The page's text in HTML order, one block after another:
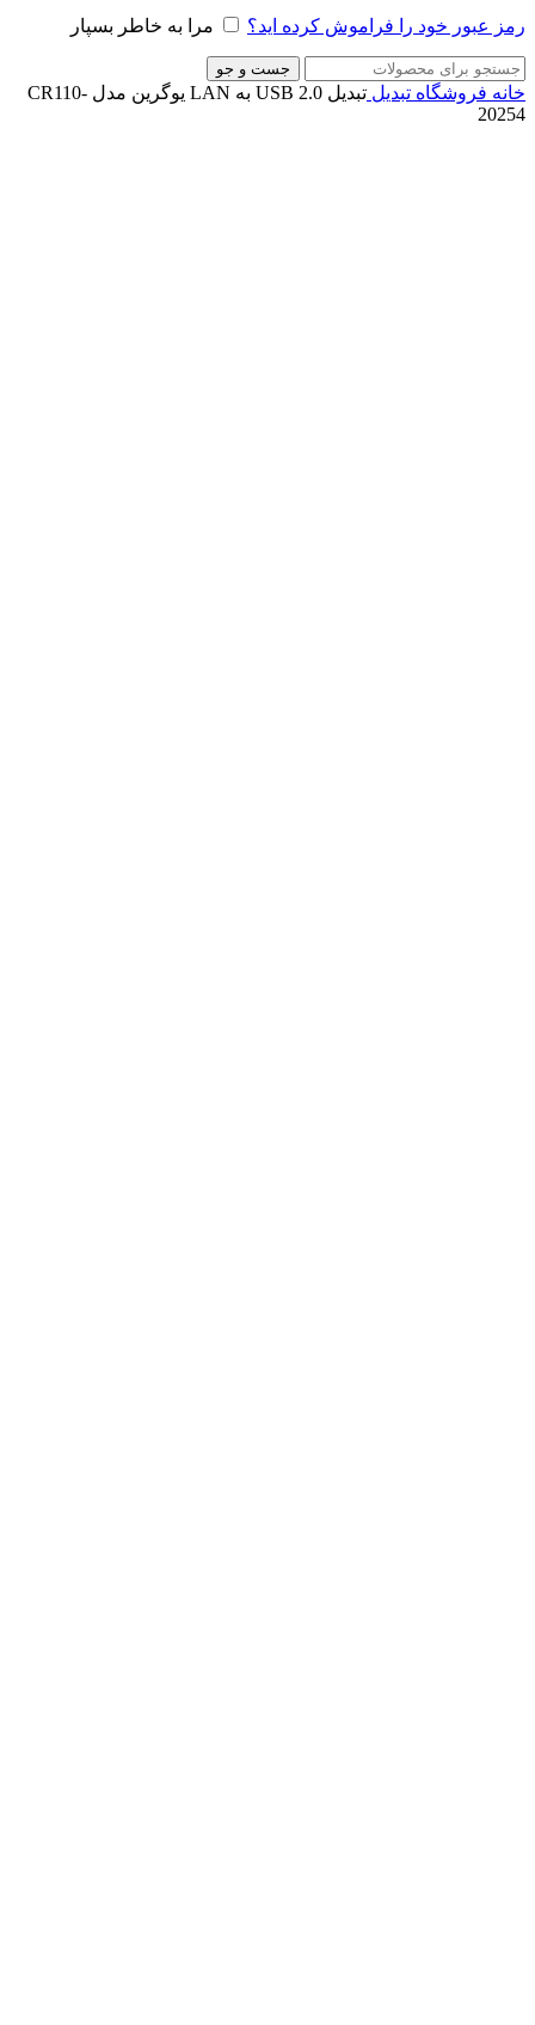
رمز عبور خود را فراموش کرده اید؟ مرا به خاطر بسپار
جست و جو
خانه فروشگاه تبدیل
تبدیل USB 2.0 به LAN یوگرین مدل CR110-
20254